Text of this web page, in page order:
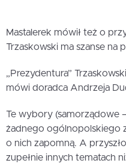
Mastalerek mówił też o
Trzaskowski ma szanse na
„Prezydentura”
mówi doradca Andrzeja
Te wybory (samorządowe
żadnego ogólnopolskiego
o nich zapomną. A
zupełnie innych tematach